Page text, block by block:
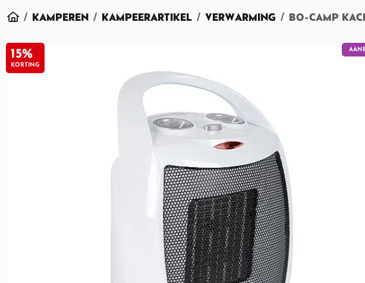
HOMEKAMPEREN KAMPEERARTIKEL VERWARMING BO-CAMP
15%
KORTING